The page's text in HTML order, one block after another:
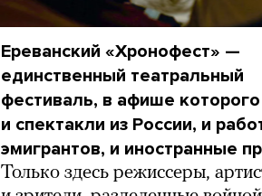
Ереванский «Хронофест» —
единственный театральный
фестиваль, в афише которого
и спектакли из России, и
эмигрантов, и иностранные
Только здесь режиссеры,